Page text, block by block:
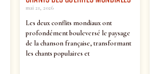
mai 21, 2026
Les deux conflits mondiaux ont
profondément bouleversé le paysage
de la chanson française, transformant
les chants populaires et